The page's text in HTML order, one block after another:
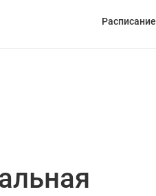
Расписание